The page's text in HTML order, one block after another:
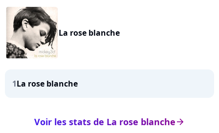
La rose blanche
1La rose blanche
arrow_right
Voir les stats de La rose blanche